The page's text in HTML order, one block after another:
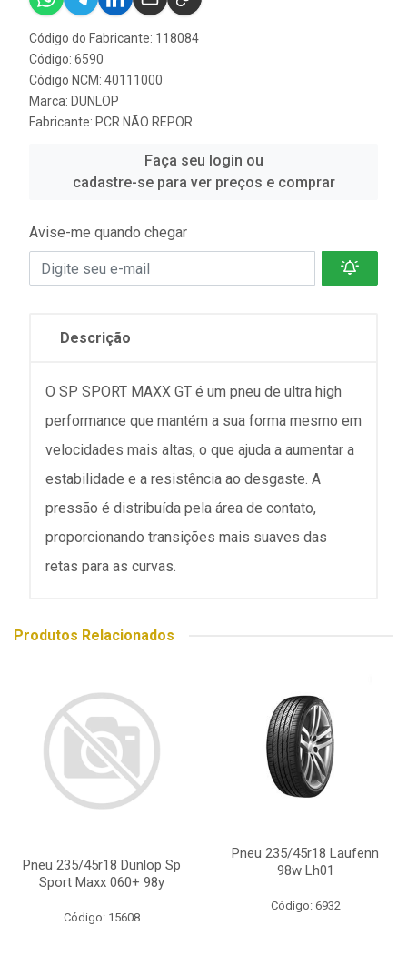
Código do Fabricante: 118084
Código: 6590
Código NCM: 40111000
Marca: DUNLOP
Fabricante: PCR NÃO REPOR
Faça seu login ou
cadastre-se para ver preços e comprar
Avise-me quando chegar
Descrição
O SP SPORT MAXX GT é um pneu de ultra high
performance que mantém a sua forma mesmo em
velocidades mais altas, o que ajuda a aumentar a
estabilidade e a resistência ao desgaste. A
pressão é distribuída pela área de contato,
proporcionando transições mais suaves das
retas para as curvas.
Produtos Relacionados
Pneu 235/45r18 Dunlop Sp
Sport Maxx 060+ 98y
Código: 15608
Pneu 235/45r18 Laufenn
98w Lh01
Código: 6932